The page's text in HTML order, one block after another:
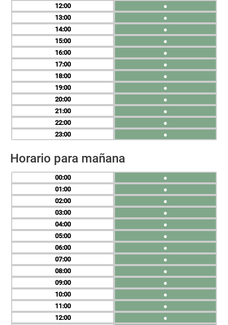
12
13
14
15
16
17
18
19
20
21
22
23
●
●
●
●
●
●
●
●
●
●
●
●
Horario para mañana
00
01
02
03
04
05
06
07
08
09
10
11
12
●
●
●
●
●
●
●
●
●
●
●
●
●